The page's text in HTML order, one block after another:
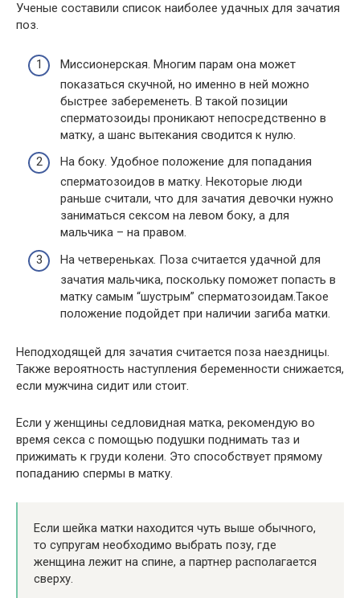
Ученые составили список наиболее удачных для зачатия
поз.
Миссионерская. Многим парам она может
показаться скучной, но именно в ней можно
быстрее забеременеть. В такой позиции
сперматозоиды проникают непосредственно в
матку, а шанс вытекания сводится к нулю.
На боку. Удобное положение для попадания
сперматозоидов в матку. Некоторые люди
раньше считали, что для зачатия девочки нужно
заниматься сексом на левом боку, а для
мальчика – на правом.
На четвереньках. Поза считается удачной для
зачатия мальчика, поскольку поможет попасть в
матку самым “шустрым” сперматозоидам.Такое
положение подойдет при наличии загиба матки.
Неподходящей для зачатия считается поза наездницы.
Также вероятность наступления беременности снижается,
если мужчина сидит или стоит.
Если у женщины седловидная матка, рекомендую во
время секса с помощью подушки поднимать таз и
прижимать к груди колени. Это способствует прямому
попаданию спермы в матку.
Если шейка матки находится чуть выше обычного,
то супругам необходимо выбрать позу, где
женщина лежит на спине, а партнер располагается
сверху.